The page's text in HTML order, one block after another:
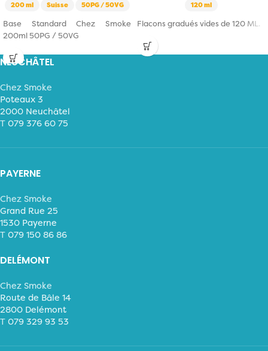
200 ml Suisse 50PG / 50VG
Base Standard Chez Smoke
200ml 50PG / 50VG
120 ml
Flacons gradués vides de 120 ML.
NEUCHÂTEL
Chez Smoke
Poteaux 3
2000 Neuchâtel
T 079 376 60 75
PAYERNE
Chez Smoke
Grand Rue 25
1530 Payerne
T 079 150 86 86
DELÉMONT
Chez Smoke
Route de Bâle 14
2800 Delémont
T 079 329 93 53